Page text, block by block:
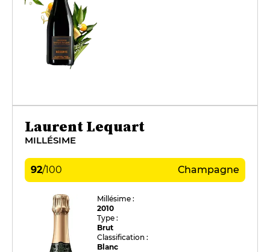
Laurent Lequart
MILLÉSIME
92/100 Champagne
Millésime :
2010
Type :
Brut
Classification :
Blanc